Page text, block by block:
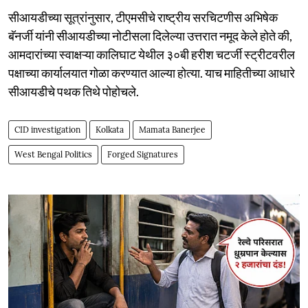
सीआयडीच्या सूत्रांनुसार, टीएमसीचे राष्ट्रीय सरचिटणीस अभिषेक
बॅनर्जी यांनी सीआयडीच्या नोटीसला दिलेल्या उत्तरात नमूद केले होते की,
आमदारांच्या स्वाक्षऱ्या कालिघाट येथील ३०बी हरीश चटर्जी स्ट्रीटवरील
पक्षाच्या कार्यालयात गोळा करण्यात आल्या होत्या. याच माहितीच्या आधारे
सीआयडीचे पथक तिथे पोहोचले.
CID investigation Kolkata Mamata Banerjee
West Bengal Politics Forged Signatures